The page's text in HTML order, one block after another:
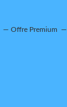
Offre Premium